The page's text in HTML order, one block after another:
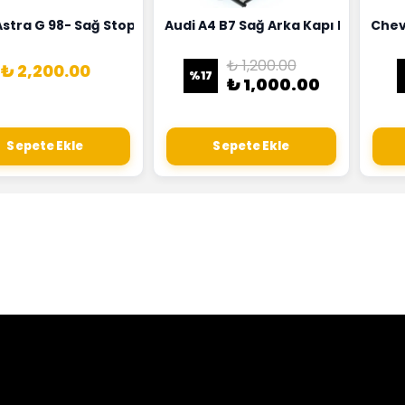
Rapro Marka 96591464
G 98- Sağ Stop Lambası Depo Marka 6223020
₺ 2,200.00
Sepete Ekle
Audi A4 B7 Sağ Arka Kapı Kilit
%17 ₺ 1,200.00
₺ 1,000.00
Sepete Ekle